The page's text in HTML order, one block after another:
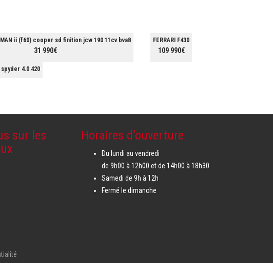
ii (f60) cooper sd finition jcw 190 11cv bva8
31 990€
FERRARI F430
109 990€
4.0 420
sur les
Horaires d’ouverture
Du lundi au vendredi
de 9h00 à 12h00 et de 14h00 à 18h30
Samedi de 9h à 12h
Fermé le dimanche